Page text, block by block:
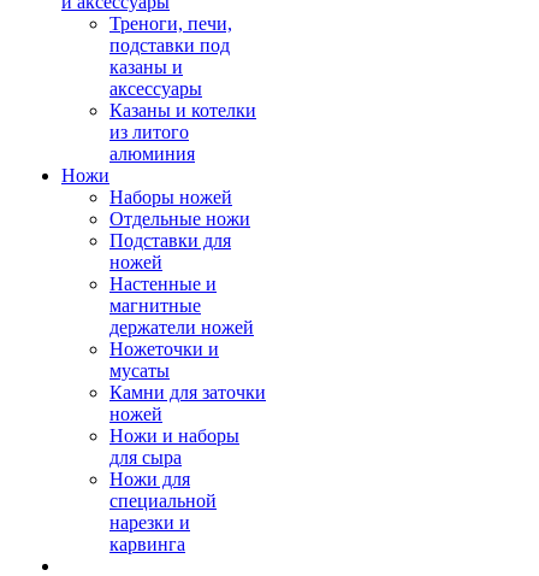
Треноги, печи,
подставки под
казаны и
аксессуары
Казаны и котелки
из литого
алюминия
Ножи
Наборы ножей
Отдельные ножи
Подставки для
ножей
Настенные и
магнитные
держатели ножей
Ножеточки и
мусаты
Камни для заточки
ножей
Ножи и наборы
для сыра
Ножи для
специальной
нарезки и
карвинга